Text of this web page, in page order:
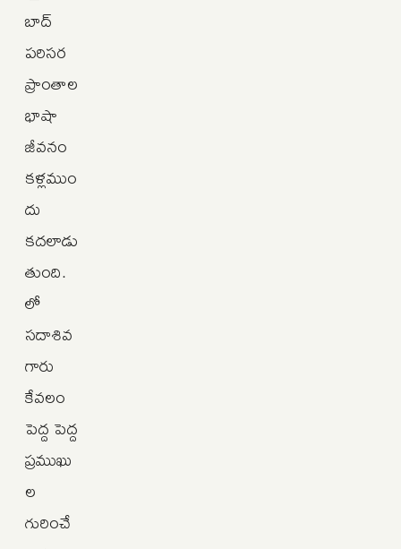
బాద్‌
పరిసర
ప్రాంతాల
భాషా
జీవనం
కళ్లముం
దు
కదలాడు
తుంది.
లో
సదాశివ
గారు
కేవలం
పెద్ద పెద్ద
ప్రముఖు
ల
గురించే